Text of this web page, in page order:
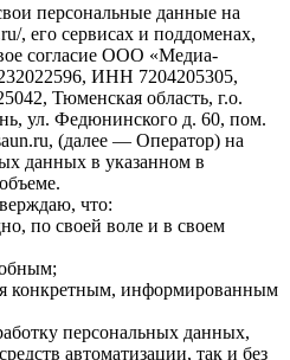
персональные данные на
, его сервисах и поддоменах,
согласие ООО «Медиа-
ИНН 7204205305,
Тюменская область, г.о.
ул. Федюнинского д. 60, пом.
(далее — Оператор) на
данных в указанном в
что:
по своей воле и в своем
конкретным, информированным
персональных данных,
автоматизации, так и без